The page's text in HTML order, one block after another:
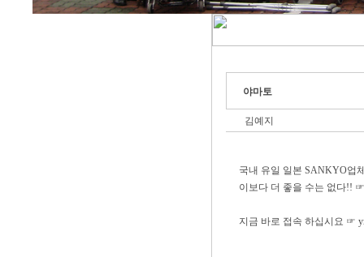
야마토
김예지
국내 유일 일본 SANKYO업
이보다 더 좋을 수는 없다!!
지금 바로 접속 하십시요 ☞